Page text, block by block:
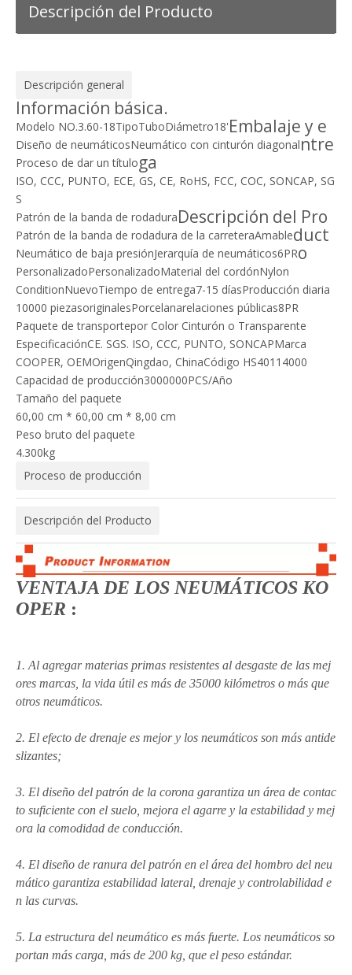
Descripción del Producto
Descripción general
Información básica.
Modelo NO.3.60-18TipoTuboDiámetro18'
Diseño de neumáticosNeumático con cinturón diagonal
Proceso de dar un título
ISO, CCC, PUNTO, ECE, GS, CE, RoHS, FCC, COC, SONCAP, SG
S
Patrón de la banda de rodadura
Patrón de la banda de rodadura de la carreteraAmable
Neumático de baja presiónJerarquía de neumáticos6PR
PersonalizadoPersonalizadoMaterial del cordónNylon
ConditionNuevoTiempo de entrega7-15 díasProducción diaria
10000 piezasoriginalesPorcelanarelaciones públicas8PR
Paquete de transportepor Color Cinturón o Transparente
EspecificaciónCE. SGS. ISO, CCC, PUNTO, SONCAPMarca
COOPER, OEMOrigenQingdao, ChinaCódigo HS40114000
Capacidad de producción3000000PCS/Año
Embalaje y e
ntre
ga
Tamaño del paquete
60,00 cm * 60,00 cm * 8,00 cm
Peso bruto del paquete
4.300kg
Descripción del Pro
duct
o
Proceso de producción
Descripción del Producto
VENTAJA DE LOS NEUMÁTICOS KO
OPER :
1. Al agregar materias primas resistentes al desgaste de las mej
ores marcas, la vida útil es más de 35000 kilómetros o más que
otros neumáticos.
2. El efecto de drenaje es mejor y los neumáticos son más antide
slizantes;
3. El diseño del patrón de la corona garantiza un área de contac
to suficiente con el suelo, mejora el agarre y la estabilidad y mej
ora la comodidad de conducción.
4. El diseño de ranura del patrón en el área del hombro del neu
mático garantiza estabilidad lateral, drenaje y controlabilidad e
n las curvas.
5. La estructura del neumático es más fuerte. Los neumáticos so
portan más carga, más de 200 kg, que el peso estándar.